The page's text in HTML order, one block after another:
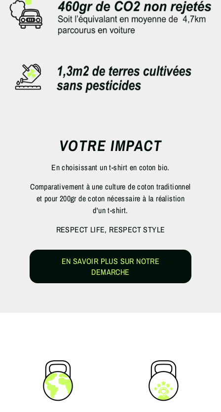
VOTRE IMPACT
En choisissant un t-shirt en coton bio.
Comparativement à une culture de coton traditionnel
et pour 200gr de coton nécessaire à la réalistion
d'un t-shirt.
RESPECT LIFE, RESPECT STYLE
EN SAVOIR PLUS SUR NOTRE
DEMARCHE